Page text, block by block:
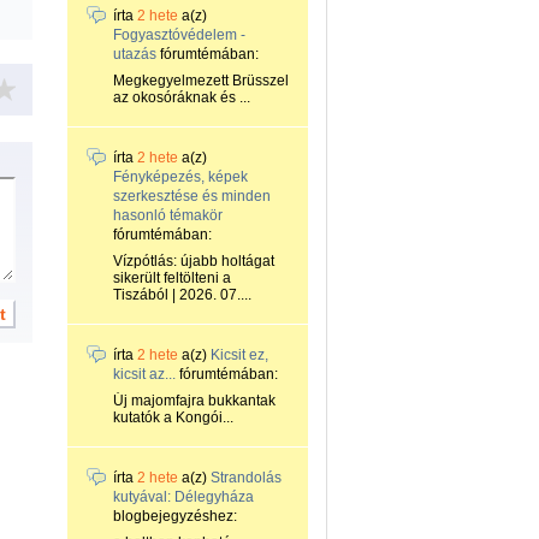
írta 2 hete a(z)
Fogyasztóvédelem -
utazás fórumtémában:
Megkegyelmezett Brüsszel
az okosóráknak és ...
írta 2 hete a(z)
Fényképezés, képek
szerkesztése és minden
hasonló témakör
fórumtémában:
Vízpótlás: újabb holtágat
sikerült feltölteni a
Tiszából | 2026. 07....
írta 2 hete a(z) Kicsit ez,
kicsit az... fórumtémában:
Új majomfajra bukkantak
kutatók a Kongói...
írta 2 hete a(z) Strandolás
kutyával: Délegyháza
blogbejegyzéshez: